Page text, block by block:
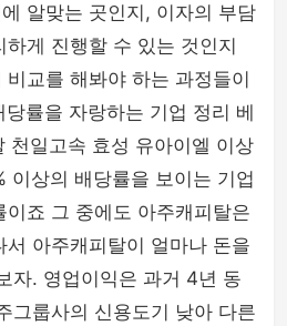
알맞는 곳인지, 이자의 부담
게 진행할 수 있는 것인지
교를 해봐야 하는 과정들이
률을 자랑하는 기업 정리 베
천일고속 효성 유아이엘 이상
이상의 배당률을 보이는 기업
죠 그 중에도 아주캐피탈은
아주캐피탈이 얼마나 돈을
자. 영업이익은 과거 4년 동
그룹사의 신용도기 낮아 다른